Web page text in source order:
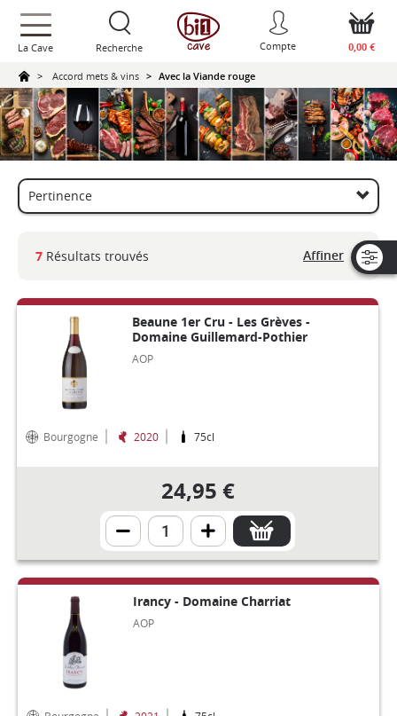
text.skipToContent
text.skipToNavigation
La Cave Recherche Compte 0,00 €
Accord mets & vins Avec la Viande rouge
7 Résultats trouvés Affiner
Beaune 1er Cru - Les Grèves -
Domaine Guillemard-Pothier
AOP
Bourgogne 2020 75cl
24,95 €
Irancy - Domaine Charriat
AOP